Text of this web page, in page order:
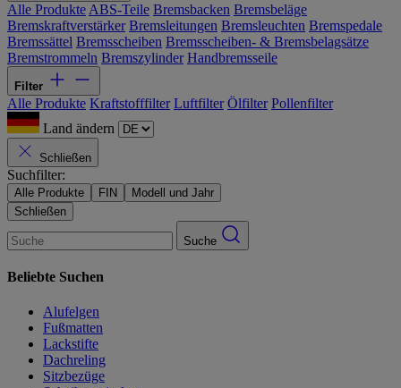
Alle Produkte ABS-Teile Bremsbacken Bremsbeläge
Bremskraftverstärker Bremsleitungen Bremsleuchten Bremspedale
Bremssättel Bremsscheiben Bremsscheiben- & Bremsbelagsätze
Bremstrommeln Bremszylinder Handbremsseile
Filter
Alle Produkte Kraftstofffilter Luftfilter Ölfilter Pollenfilter
Land ändern
Schließen
Suchfilter:
Alle Produkte FIN
Modell und Jahr
Schließen
Suche
Beliebte Suchen
Alufelgen
Fußmatten
Lackstifte
Dachreling
Sitzbezüge